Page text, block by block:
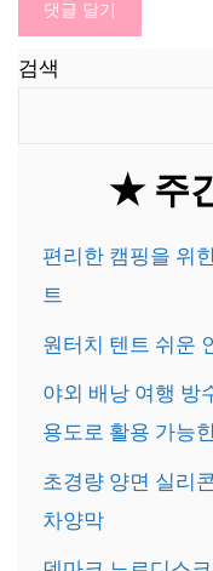
검색
★ 주
편리한 캠핑을 위
트
원터치 텐트 쉬운
야외 배낭 여행 방
용도로 활용 가능
초경량 양면 실리
차양막